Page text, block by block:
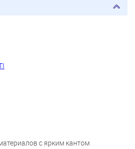
6 лет, 7 лет-9 лет
с ярким кантом